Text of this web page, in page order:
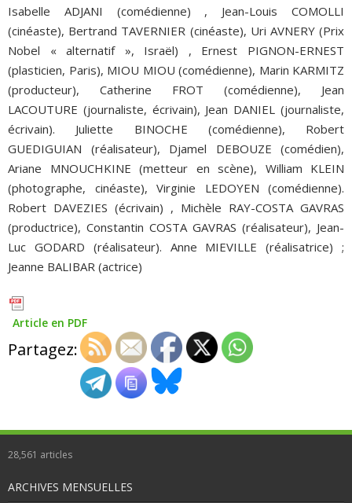
Isabelle ADJANI (comédienne) , Jean-Louis COMOLLI
(cinéaste), Bertrand TAVERNIER (cinéaste), Uri AVNERY (Prix
Nobel « alternatif », Israël) , Ernest PIGNON-ERNEST
(plasticien, Paris), MIOU MIOU (comédienne), Marin KARMITZ
(producteur), Catherine FROT (comédienne), Jean
LACOUTURE (journaliste, écrivain), Jean DANIEL (journaliste,
écrivain). Juliette BINOCHE (comédienne), Robert
GUEDIGUIAN (réalisateur), Djamel DEBOUZE (comédien),
Ariane MNOUCHKINE (metteur en scène), William KLEIN
(photographe, cinéaste), Virginie LEDOYEN (comédienne).
Robert DAVEZIES (écrivain) , Michèle RAY-COSTA GAVRAS
(productrice), Constantin COSTA GAVRAS (réalisateur), Jean-
Luc GODARD (réalisateur). Anne MIEVILLE (réalisatrice) ;
Jeanne BALIBAR (actrice)
Article en PDF
Partagez:
28,561 articles
ARCHIVES MENSUELLES